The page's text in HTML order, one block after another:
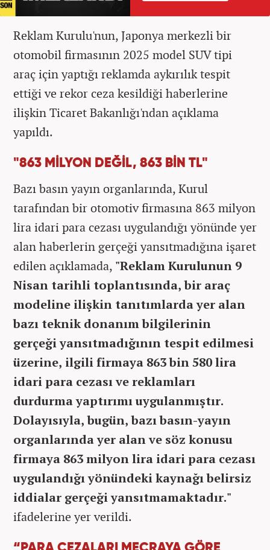
Reklam Kurulu'nun, Japonya merkezli bir
otomobil firmasının 2025 model SUV tipi
araç için yaptığı reklamda aykırılık tespit
ettiği ve rekor ceza kesildiği haberlerine
ilişkin Ticaret Bakanlığı'ndan açıklama
yapıldı.
"863 MİLYON DEĞİL, 863 BİN TL"
Bazı basın yayın organlarında, Kurul
tarafından bir otomotiv firmasına 863 milyon
lira idari para cezası uygulandığı yönünde yer
alan haberlerin gerçeği yansıtmadığına işaret
edilen açıklamada, "Reklam Kurulunun 9
Nisan tarihli toplantısında, bir araç
modeline ilişkin tanıtımlarda yer alan
bazı teknik donanım bilgilerinin
gerçeği yansıtmadığının tespit edilmesi
üzerine, ilgili firmaya 863 bin 580 lira
idari para cezası ve reklamları
durdurma yaptırımı uygulanmıştır.
Dolayısıyla, bugün, bazı basın-yayın
organlarında yer alan ve söz konusu
firmaya 863 milyon lira idari para cezası
uygulandığı yönündeki kaynağı belirsiz
iddialar gerçeği yansıtmamaktadır."
ifadelerine yer verildi.